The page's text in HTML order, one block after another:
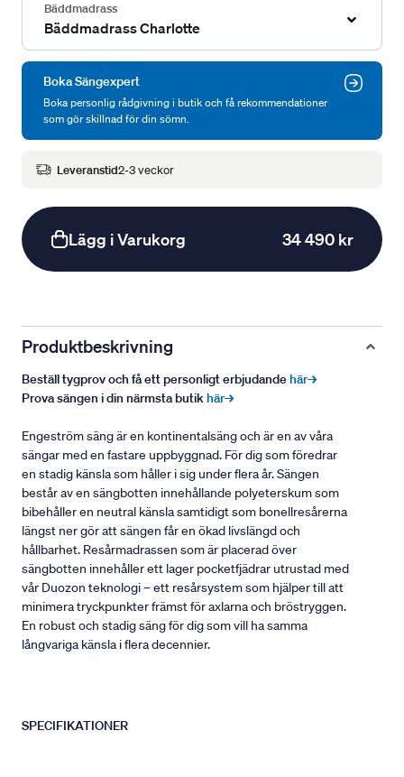
Bäddmadrass
Bäddmadrass Charlotte
Boka Sängexpert
Boka personlig rådgivning i butik och få rekommendationer
som gör skillnad för din sömn.
Leveranstid2-3 veckor
Lägg i Varukorg 34 490 kr
Produktbeskrivning
Beställ tygprov och få ett personligt erbjudandehär→
Prova sängen i din närmsta butikhär→
Engeström säng är en kontinentalsäng och är en av våra
sängar med en fastare uppbyggnad. För dig som föredrar
en stadig känsla som håller i sig under flera år. Sängen
består av en sängbotten innehållande polyeterskum som
bibehåller en neutral känsla samtidigt som bonellresårerna
längst ner gör att sängen får en ökad livslängd och
hållbarhet. Resårmadrassen som är placerad över
sängbotten innehåller ett lager pocketfjädrar utrustad med
vår Duozon teknologi – ett resårsystem som hjälper till att
minimera tryckpunkter främst för axlarna och bröstryggen.
En robust och stadig säng för dig som vill ha samma
långvariga känsla i flera decennier.
SPECIFIKATIONER